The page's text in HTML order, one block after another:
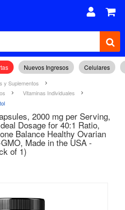
Nuevos Ingresos Celulares
y Suplementos
Vitaminas Individuales
2000 mg per Serving,
Dosage for 40:1 Ratio,
Balance Healthy Ovarian
Made in the USA -
of 1)